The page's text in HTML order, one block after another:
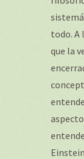
todo. A
que la